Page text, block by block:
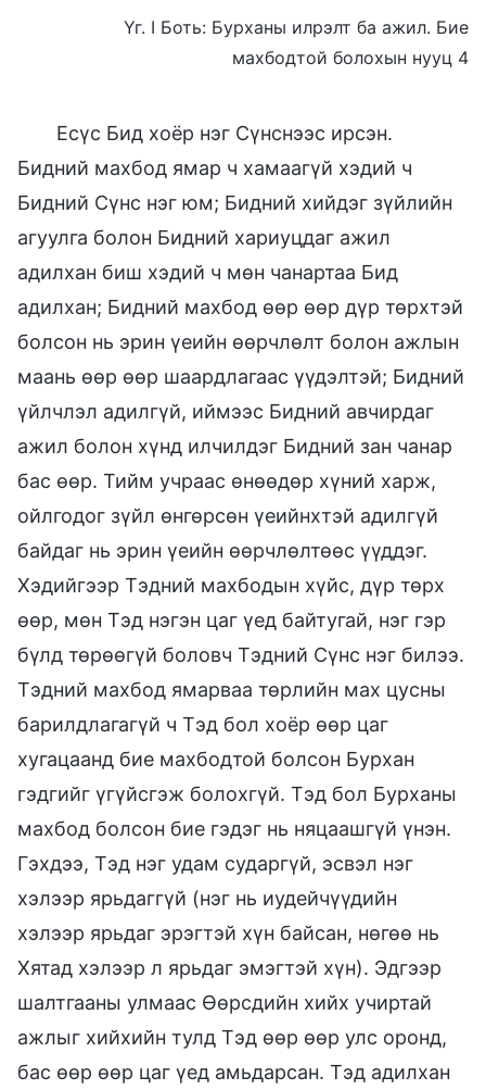
Үг. I Боть: Бурханы илрэлт ба ажил. Бие
махбодтой болохын нууц 4
Есүс Бид хоёр нэг Сүнснээс ирсэн.
Бидний махбод ямар ч хамаагүй хэдий ч
Бидний Сүнс нэг юм; Бидний хийдэг зүйлийн
агуулга болон Бидний хариуцдаг ажил
адилхан биш хэдий ч мөн чанартаа Бид
адилхан; Бидний махбод өөр өөр дүр төрхтэй
болсон нь эрин үеийн өөрчлөлт болон ажлын
маань өөр өөр шаардлагаас үүдэлтэй; Бидний
үйлчлэл адилгүй, иймээс Бидний авчирдаг
ажил болон хүнд илчилдэг Бидний зан чанар
бас өөр. Тийм учраас өнөөдөр хүний харж,
ойлгодог зүйл өнгөрсөн үеийнхтэй адилгүй
байдаг нь эрин үеийн өөрчлөлтөөс үүддэг.
Хэдийгээр Тэдний махбодын хүйс, дүр төрх
өөр, мөн Тэд нэгэн цаг үед байтугай, нэг гэр
бүлд төрөөгүй боловч Тэдний Сүнс нэг билээ.
Тэдний махбод ямарваа төрлийн мах цусны
барилдлагагүй ч Тэд бол хоёр өөр цаг
хугацаанд бие махбодтой болсон Бурхан
гэдгийг үгүйсгэж болохгүй. Тэд бол Бурханы
махбод болсон бие гэдэг нь няцаашгүй үнэн.
Гэхдээ, Тэд нэг удам сударгүй, эсвэл нэг
хэлээр ярьдаггүй (нэг нь иудейчүүдийн
хэлээр ярьдаг эрэгтэй хүн байсан, нөгөө нь
Хятад хэлээр л ярьдаг эмэгтэй хүн). Эдгээр
шалтгааны улмаас Өөрсдийн хийх учиртай
ажлыг хийхийн тулд Тэд өөр өөр улс оронд,
бас өөр өөр цаг үед амьдарсан. Тэд адилхан